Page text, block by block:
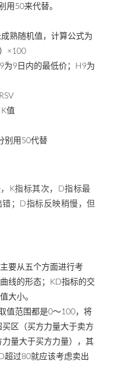
用50来代替。
熟随机值，计算公式为
×100
为9日内的最低价；H9为
值
别用50代替
K指标其次，D指标最
；D指标反映稍慢，但
要从五个方面进行考
线的形态；KD指标的交
大小。
值范围都是0～100，将
区（买方力量大于卖方
量大于买方力量），其
超过80就应该考虑卖出